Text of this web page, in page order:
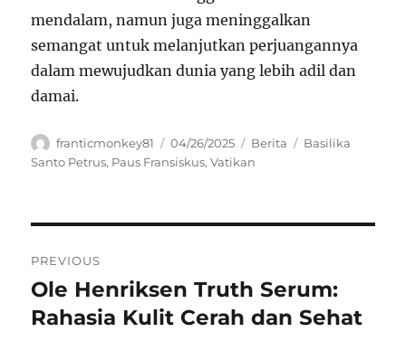
mendalam, namun juga meninggalkan
semangat untuk melanjutkan perjuangannya
dalam mewujudkan dunia yang lebih adil dan
damai.
Author
franticmonkey81
Posted
on
04/26/2025 Categories
Berita Tags
Basilika
Santo Petrus, Paus Fransiskus,Vatikan
pos
PREVIOUS
Previous
post:
Ole Henriksen Truth Serum:
Rahasia Kulit Cerah dan Sehat